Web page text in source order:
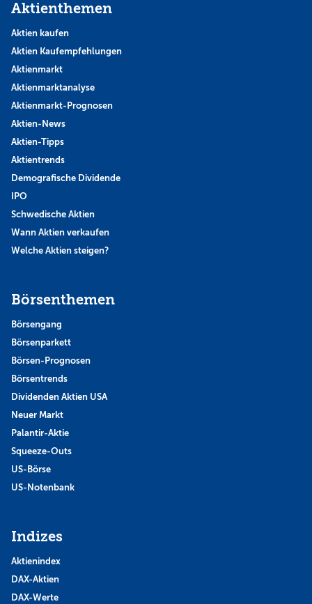
Aktienthemen
Aktien kaufen
Aktien Kaufempfehlungen
Aktienmarkt
Aktienmarktanalyse
Aktienmarkt-Prognosen
Aktien-News
Aktien-Tipps
Aktientrends
Demografische Dividende
IPO
Schwedische Aktien
Wann Aktien verkaufen
Welche Aktien steigen?
Börsenthemen
Börsengang
Börsenparkett
Börsen-Prognosen
Börsentrends
Dividenden Aktien USA
Neuer Markt
Palantir-Aktie
Squeeze-Outs
US-Börse
US-Notenbank
Indizes
Aktienindex
DAX-Aktien
DAX-Werte